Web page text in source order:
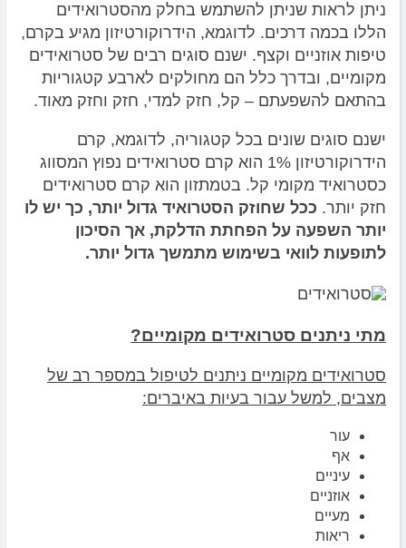
ניתן לראות שניתן להשתמש בחלק מהסטרואידים
הללו בכמה דרכים. לדוגמא, הידרוקורטיזון מגיע בקרם,
טיפות אוזניים וקצף. ישנם סוגים רבים של סטרואידים
מקומיים, ובדרך כלל הם מחולקים לארבע קטגוריות
בהתאם להשפעתם – קל, חזק למדי, חזק וחזק מאוד.
ישנם סוגים שונים בכל קטגוריה, לדוגמא, קרם
הידרוקורטיזון 1% הוא קרם סטרואידים נפוץ המסווג
כסטרואיד מקומי קל. בטמתזון הוא קרם סטרואידים
חזק יותר. ככל שחוזק הסטרואיד גדול יותר, כך יש לו
יותר השפעה על הפחתת הדלקת, אך הסיכון
לתופעות לוואי בשימוש מתמשך גדול יותר.
מתי ניתנים סטרואידים מקומיים?
סטרואידים מקומיים ניתנים לטיפול במספר רב של
מצבים, למשל עבור בעיות באיברים:
עור
אף
עיניים
אוזניים
מעיים
ריאות